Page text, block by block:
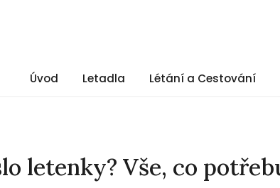
Úvod Letadla Létání a Cestování
letenky? Vše, co